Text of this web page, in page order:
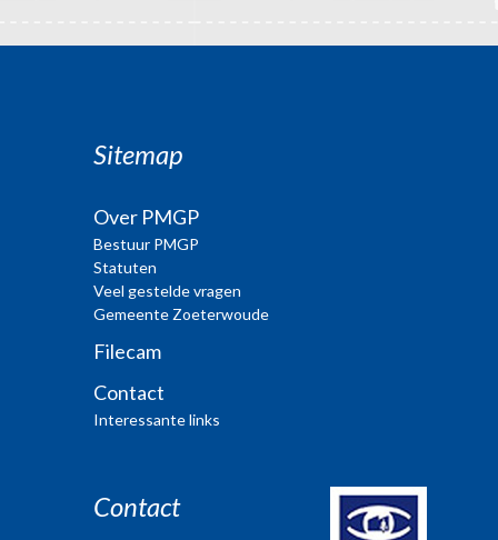
Sitemap
Over PMGP
Bestuur PMGP
Statuten
Veel gestelde vragen
Gemeente Zoeterwoude
Filecam
Contact
Interessante links
Contact